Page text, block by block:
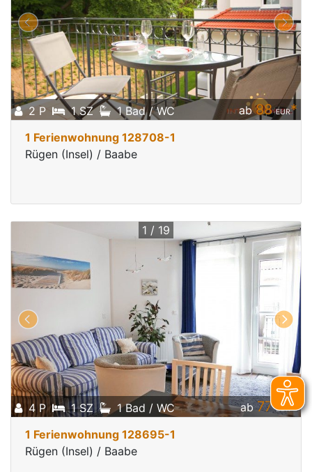
2 P 1 SZ 1 Bad / WC ab88 EUR*
1 Ferienwohnung 128708-1
Rügen (Insel) / Baabe
4 P 1 SZ 1 Bad / WC ab77 EUR*
1 / 19
1 Ferienwohnung 128695-1
Rügen (Insel) / Baabe